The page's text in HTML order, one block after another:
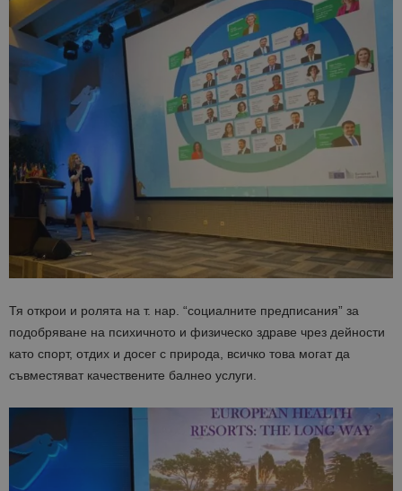
Тя открои и ролята на т. нар. “социалните предписания” за
подобряване на психичното и физическо здраве чрез дейности
като спорт, отдих и досег с природа, всичко това могат да
съвместяват качествените балнео услуги.